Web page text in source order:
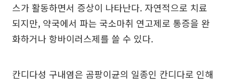
스가 활동하면서 증상이 나타난다. 자연적으로 치료
되지만, 약국에서 파는 국소마취 연고제로 통증을 완
화하거나 항바이러스제를 쓸 수 있다.
칸디다성 구내염은 곰팡이균의 일종인 칸디다로 인해